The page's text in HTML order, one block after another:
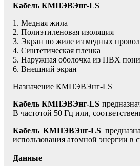
Кабель КМПЭВЭнг-LS
1. Медная жила
2. Полиэтиленовая изоляция
3. Экран по жиле из медных
4. Синтетическая пленка
5. Наружная оболочка из ПВХ
6. Внешний экран
Назначение КМПЭВЭнг-LS
Кабель КМПЭВЭнг-LS
В частотой 50 Гц или,
Кабель КМПЭВЭнг-LS
использования атомной энергии
Данные